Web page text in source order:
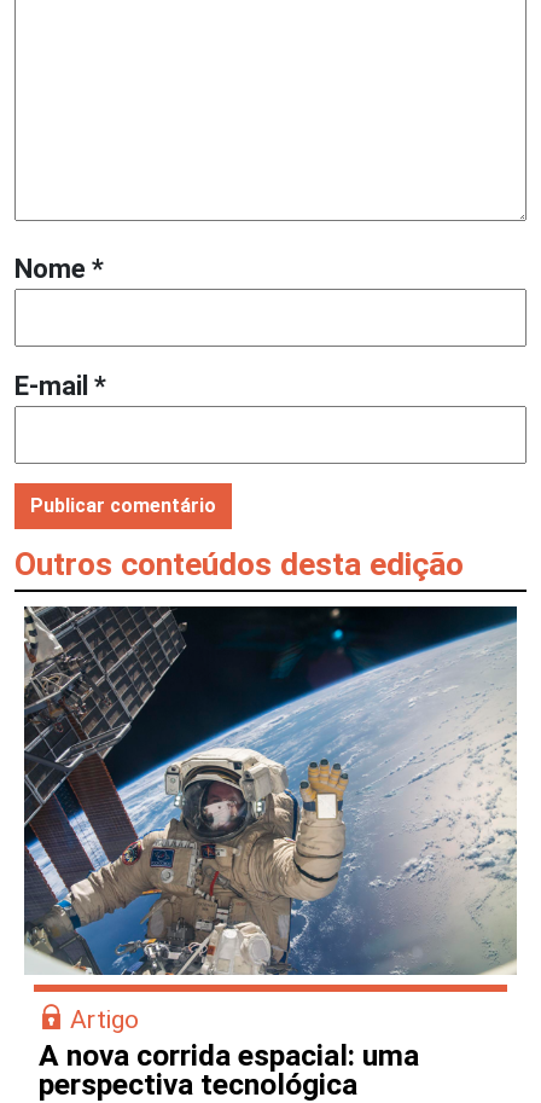
Nome *
E-mail *
Outros conteúdos desta edição
Artigo
A nova corrida espacial: uma
perspectiva tecnológica